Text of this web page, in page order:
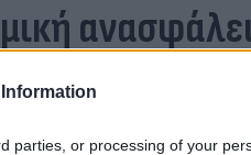
parties, or processing of your
δείκτες ανισότητας την
η οικονομία έχει